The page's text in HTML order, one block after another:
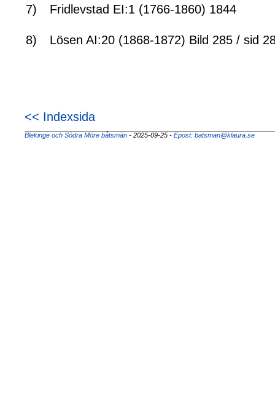
7) Fridlevstad EI:1 (1766-1860) 1844
8) Lösen AI:20 (1868-1872) Bild 285 / sid
<< Indexsida
Blekinge och Södra Möre båtsmän - 2025-09-25 - Epost: batsman@klaura.se